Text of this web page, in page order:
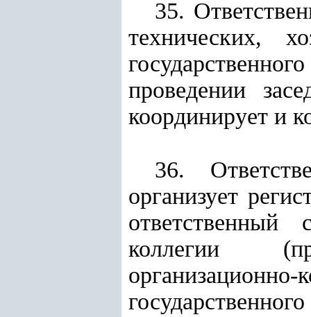
35.
технических,
проведении
координирует и
36.
организует
ответственный
коллегии